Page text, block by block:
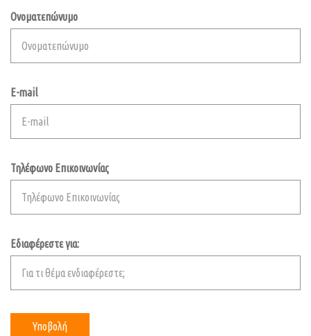
Ονοματεπώνυμο
E-mail
Τηλέφωνο Επικοινωνίας
Εδιαφέρεστε για: